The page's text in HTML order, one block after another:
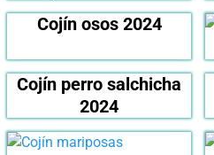
Cojín osos 2024
Cojín perro salchicha
2024